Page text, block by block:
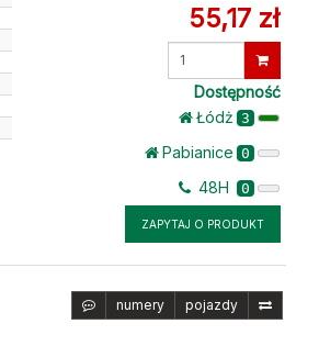
55,17 zł
Wprowadź
Dostępność
Łódż 3
Pabianice 0
48H 0
ZAPYTAJ O PRODUKT
numery pojazdy